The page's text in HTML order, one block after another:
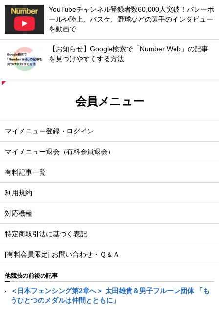
YouTubeチャンネル登録者数60,000人突破！バレーボ
ールや陸上、バスケ、野球などの選手のインタビュー
を動画で
【お知らせ】Google検索で「Number Web」の記事
を見つけやすくする方法
会員メニュー
マイメニュー登録・ログイン
マイメニュー退会（有料会員退会）
有料記事一覧
利用規約
対応機種
特定商取引法に基づく表記
[有料会員限定] お問い合わせ・Ｑ＆Ａ
他競技の前後の記事
＜日本フェンシング第2章へ＞ 太田雄貴＆男子フルーレ団体 「も
うひとつのメダルは仲間とともに」